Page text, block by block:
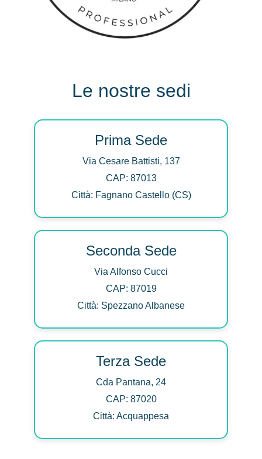
Le nostre sedi
Prima Sede
Via Cesare Battisti, 137
CAP: 87013
Città: Fagnano Castello (CS)
Seconda Sede
Via Alfonso Cucci
CAP: 87019
Città: Spezzano Albanese
Terza Sede
Cda Pantana, 24
CAP: 87020
Città: Acquappesa